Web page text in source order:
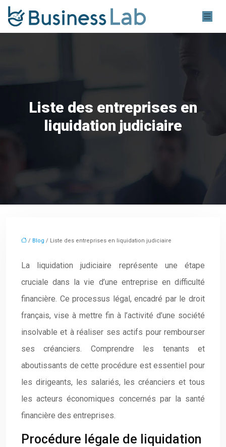
Liste des entreprises en
liquidation judiciaire
/ Blog / Liste des entreprises en liquidation judiciaire
La liquidation judiciaire représente une étape
cruciale dans la vie d’une entreprise en difficulté
financière. Ce processus légal, encadré par le droit
français, vise à mettre fin à l’activité d’une société
insolvable et à réaliser ses actifs pour rembourser
ses créanciers. Comprendre les tenants et
aboutissants de cette procédure est essentiel pour
les dirigeants, les salariés, les créanciers et tous
les acteurs économiques concernés par la santé
financière des entreprises.
Procédure légale de liquidation